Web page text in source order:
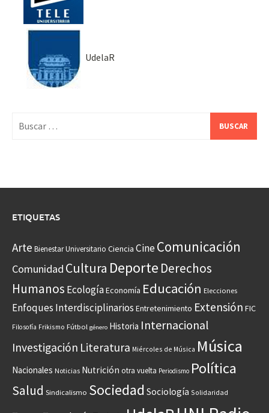
UdelaR
ETIQUETAS
Arte Bienestar Universitario Ciencia CineComunicación
Comunidad Cultura Deporte Derechos
Humanos EcologíaEconomía Educación Elecciones
Enfoques Interdisciplinarios Entretenimiento Extensión FIC
Filosofía Frikismo Fútbol género Historia Internacional
Investigación Literatura Miércoles de Música Música
Nacionales Noticias Nutrición otra vuelta Periodismo Política
Salud Sindicalismo Sociedad Sociología Solidaridad